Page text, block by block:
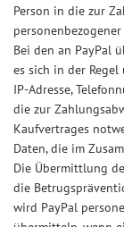
Person in die zur
Bei den an PayPal
es sich in der Regel
IP-Adresse,
die zur
Kaufvertrages
Daten, die im
Die Übermittlung
die
wird PayPal